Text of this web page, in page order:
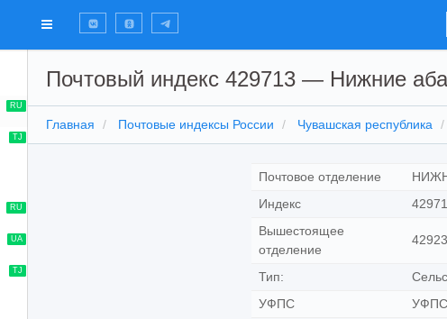
RU
TJ
RU
UA
TJ
Почтовый индекс 429713 — Нижние
Главная Почтовые индексы России Чувашская республика
Почтовое отделение
Индекс
Вышестоящее
отделение
Тип:
УФПС
УФПС